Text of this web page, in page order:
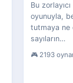
Bu
oyunuyla,
tutmaya ne
sayıların…
2193